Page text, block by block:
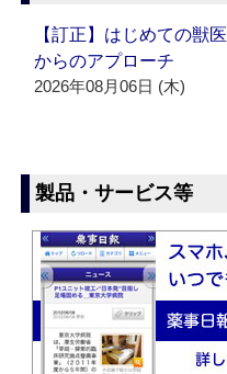
【訂正】はじめての獣
からのアプローチ
2026年08月06日 (木)
製品・サービス等